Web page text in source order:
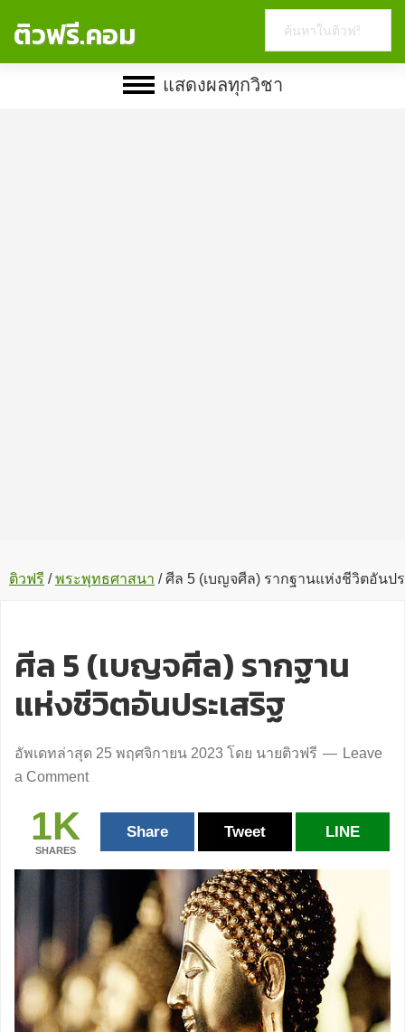
ติวฟรี.คอม
website
แสดงผลทุกวิชา
ติวฟรี / พระพุทธศาสนา /ศีล 5 (เบญจศีล) รากฐานแห่งชีวิตอันปร
ศีล 5 (เบญจศีล) รากฐาน
แห่งชีวิตอันประเสริฐ
อัพเดทล่าสุด 25 พฤศจิกายน 2023 โดย นายติวฟรี
Leave
a Comment
1K
SHARES
Share Tweet LINE